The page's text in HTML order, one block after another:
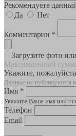
Рекомендуете
Да
Нет
Комментарии *
Загрузите фото или
Максимальный
Укажите,
Данные не публикуются
Имя *
Укажите Ваше имя или
Телефон
Email